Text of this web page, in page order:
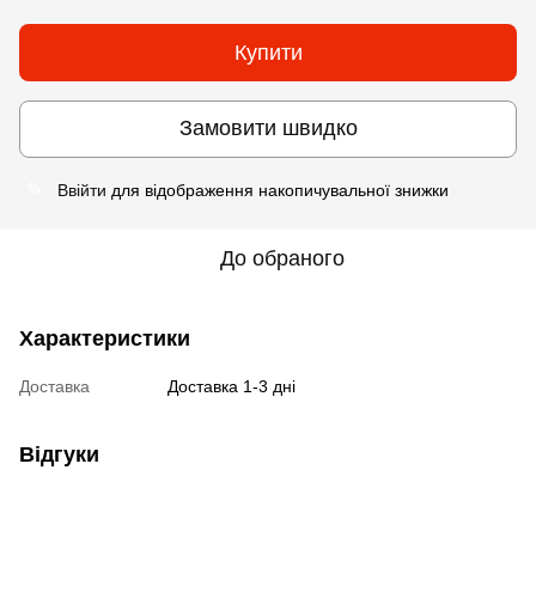
Купити
Замовити швидко
Ввійти для відображення накопичувальної знижки
До обраного
Характеристики
Доставка Доставка 1-3 дні
Відгуки